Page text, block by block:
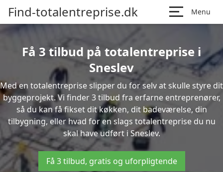
Find-totalentreprise.dk Menu
Få 3 tilbud på totalentreprise i
Sneslev
Med en totalentreprise slipper du for selv at skulle styre dit
byggeprojekt. Vi finder 3 tilbud fra erfarne entreprenører,
så du kan få fikset dit køkken, dit badeværelse, din
tilbygning, eller hvad for en slags totalentreprise du nu
skal have udført i Sneslev.
Få 3 tilbud, gratis og uforpligtende